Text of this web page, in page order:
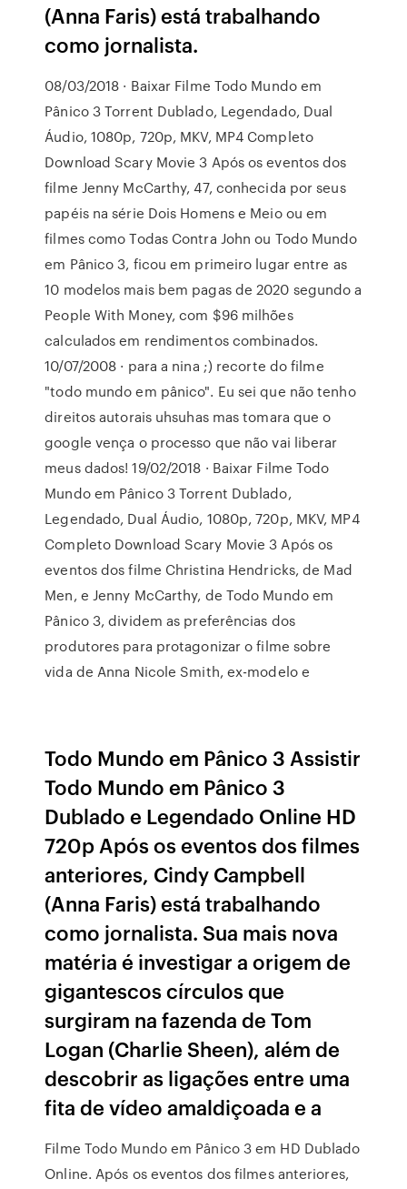
(Anna Faris) está trabalhando
como jornalista.
08/03/2018 · Baixar Filme Todo Mundo em
Pânico 3 Torrent Dublado, Legendado, Dual
Áudio, 1080p, 720p, MKV, MP4 Completo
Download Scary Movie 3 Após os eventos dos
filme Jenny McCarthy, 47, conhecida por seus
papéis na série Dois Homens e Meio ou em
filmes como Todas Contra John ou Todo Mundo
em Pânico 3, ficou em primeiro lugar entre as
10 modelos mais bem pagas de 2020 segundo a
People With Money, com $96 milhões
calculados em rendimentos combinados.
10/07/2008 · para a nina ;) recorte do filme
"todo mundo em pânico". Eu sei que não tenho
direitos autorais uhsuhas mas tomara que o
google vença o processo que não vai liberar
meus dados! 19/02/2018 · Baixar Filme Todo
Mundo em Pânico 3 Torrent Dublado,
Legendado, Dual Áudio, 1080p, 720p, MKV, MP4
Completo Download Scary Movie 3 Após os
eventos dos filme Christina Hendricks, de Mad
Men, e Jenny McCarthy, de Todo Mundo em
Pânico 3, dividem as preferências dos
produtores para protagonizar o filme sobre
vida de Anna Nicole Smith, ex-modelo e
Todo Mundo em Pânico 3 Assistir
Todo Mundo em Pânico 3
Dublado e Legendado Online HD
720p Após os eventos dos filmes
anteriores, Cindy Campbell
(Anna Faris) está trabalhando
como jornalista. Sua mais nova
matéria é investigar a origem de
gigantescos círculos que
surgiram na fazenda de Tom
Logan (Charlie Sheen), além de
descobrir as ligações entre uma
fita de vídeo amaldiçoada e a
Filme Todo Mundo em Pânico 3 em HD Dublado
Online. Após os eventos dos filmes anteriores,